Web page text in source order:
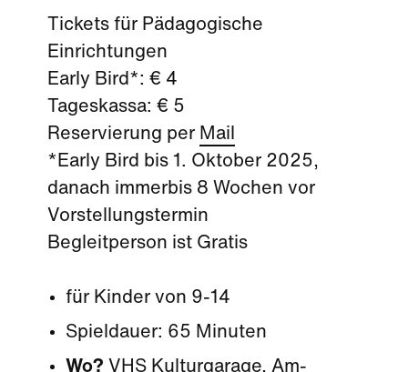
Tickets für Pädagogische
Einrichtungen
Early Bird*: € 4
Tageskassa: € 5
Reservierung per Mail
*Early Bird bis 1. Oktober 2025,
danach immerbis 8 Wochen vor
Vorstellungstermin
Begleitperson ist Gratis
für Kinder von 9-14
Spieldauer: 65 Minuten
Wo? VHS Kulturgarage, Am-